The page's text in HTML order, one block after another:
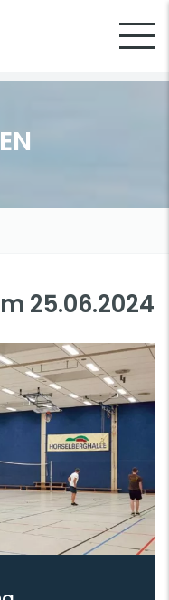
25.06.2024